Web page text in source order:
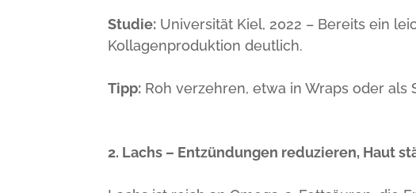
Studie: Universität Kiel, 2022 – Bereits ein
Kollagenproduktion deutlich.
Tipp: Roh verzehren, etwa in Wraps oder als
2. Lachs – Entzündungen reduzieren, Haut